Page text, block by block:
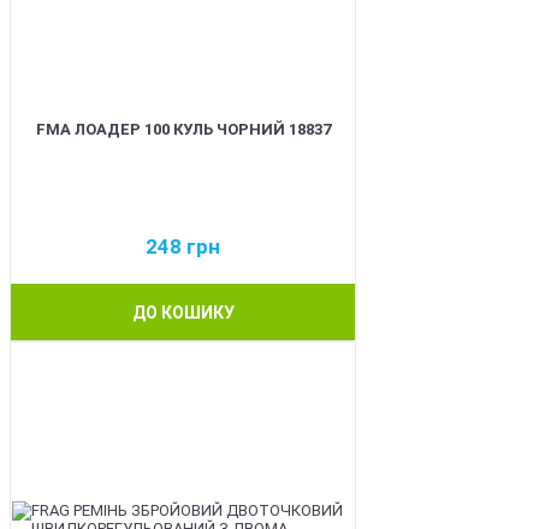
FMA ЛОАДЕР 100 КУЛЬ ЧОРНИЙ 18837
248 грн
ДО КОШИКУ